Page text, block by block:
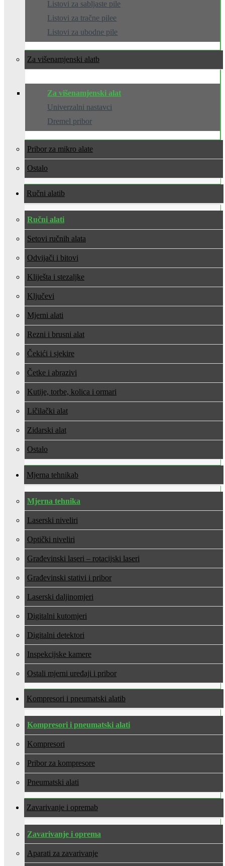
Listovi za sabljaste pile
Listovi za tračne pilee
Listovi za ubodne pile
Za višenamjenski alat
Za višenamjenski alat
Univerzalni nastavci
Dremel pribor
Pribor za mikro alate
Ostalo
Ručni alati
Ručni alati
Setovi ručnih alata
Odvijači i bitovi
Kliješta i stezaljke
Ključevi
Mjerni alati
Rezni i brusni alat
Čekići i sjekire
Četke i abrazivi
Kutije, torbe, kolica i ormari
Ličilački alat
Zidarski alat
Ostalo
Mjerna tehnika
Mjerna tehnika
Laserski niveliri
Optički niveliri
Građevinski laseri – rotacijski laseri
Građevinski stativi i pribor
Laserski daljinomjeri
Digitalni kutomjeri
Digitalni detektori
Inspekcijske kamere
Ostali mjerni uređaji i pribor
Kompresori i pneumatski alati
Kompresori i pneumatski alati
Kompresori
Pribor za kompresore
Pneumatski alati
Zavarivanje i oprema
Zavarivanje i oprema
Aparati za zavarivanje